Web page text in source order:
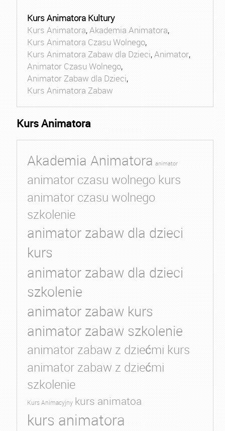
Kurs Animatora Kultury
Kurs Animatora,Akademia Animatora,
Kurs Animatora Czasu Wolnego,
Kurs Animatora Zabaw dla Dzieci,Animator,
Animator Czasu Wolnego,
Animator Zabaw dla Dzieci,
Kurs Animatora Zabaw
Kurs Animatora
Akademia Animatora animator
animator czasu wolnego kurs
animator czasu wolnego
szkolenie
animator zabaw dla dzieci
kurs
animator zabaw dla dzieci
szkolenie
animator zabaw kurs
animator zabaw szkolenie
animator zabaw z dziećmi kurs
animator zabaw z dziećmi
szkolenie
Kurs Animacyjny kurs animatoa
kurs animatora